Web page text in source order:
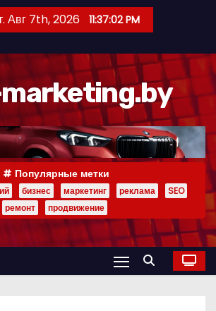
Авг 7th, 2026 11:37:03 PM
Популярные метки
бизнес маркетинг реклама
SEO
ремонт
продвижение